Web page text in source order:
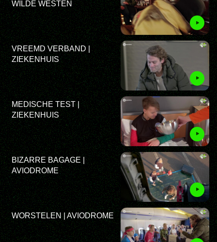
WILDE WESTEN
VREEMD VERBAND |
ZIEKENHUIS
MEDISCHE TEST |
ZIEKENHUIS
BIZARRE BAGAGE |
AVIODROME
WORSTELEN | AVIODROME